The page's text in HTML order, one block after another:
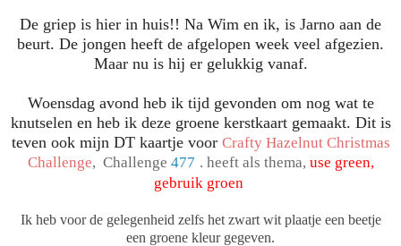
De griep is hier in huis!! Na Wim en ik, is Jarno aan de
beurt. De jongen heeft de afgelopen week veel afgezien.
Maar nu is hij er gelukkig vanaf.
Woensdag avond heb ik tijd gevonden om nog wat te
knutselen en heb ik deze groene kerstkaart gemaakt. Dit is
teven ook mijn DT kaartje voor Crafty Hazelnut Christmas
Challenge, Challenge 477 . heeft als thema, use green,
gebruik groen
Ik heb voor de gelegenheid zelfs het zwart wit plaatje een beetje
een groene kleur gegeven.